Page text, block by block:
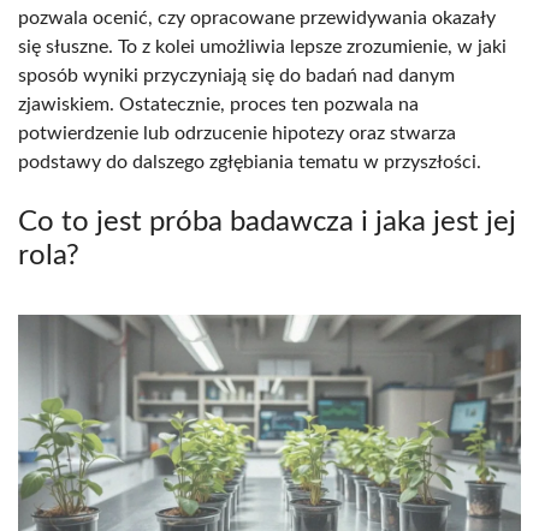
pozwala ocenić, czy opracowane przewidywania okazały
się słuszne. To z kolei umożliwia lepsze zrozumienie, w jaki
sposób wyniki przyczyniają się do badań nad danym
zjawiskiem. Ostatecznie, proces ten pozwala na
potwierdzenie lub odrzucenie hipotezy oraz stwarza
podstawy do dalszego zgłębiania tematu w przyszłości.
Co to jest próba badawcza i jaka jest jej
rola?